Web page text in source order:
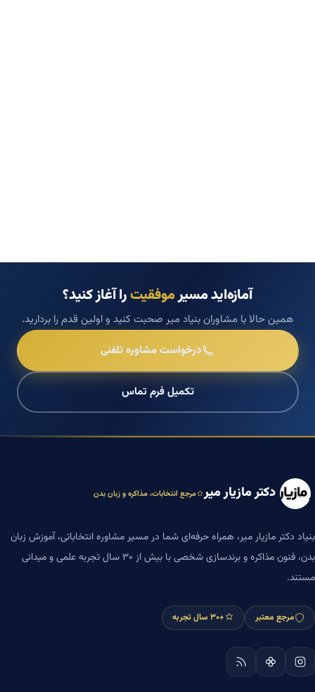
آمازه‌اید مسیرموفقیترا آغاز کنید؟
همین حالا با مشاوران بنیاد میر صحبت کنید و اولین قدم را بردارید.
درخواست مشاوره تلفنی
تکمیل فرم تماس
دکتر مازیار میر مرجع انتخابات، مذاکره و زبان بدن
بنیاد دکتر مازیار میر، همراه حرفه‌ای شما در مسیر مشاوره انتخاباتی، آموزش زبان
بدن، فنون مذاکره و برندسازی شخصی با بیش از ۳۰ سال تجربه علمی و میدانی
مستند.
مرجع معتبر +۳۰ سال تجربه